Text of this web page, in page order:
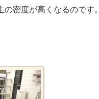
密度が高くなるのです。